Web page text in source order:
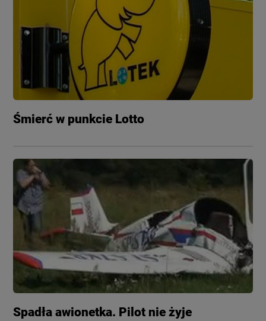
Śmierć w punkcie Lotto
Spadła awionetka. Pilot nie żyje